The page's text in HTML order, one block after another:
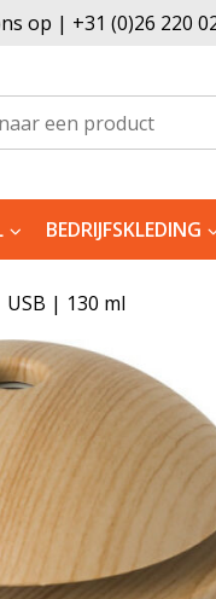
op | +31 (0)26 220
BEDRIJFSKLEDING
| 130 ml